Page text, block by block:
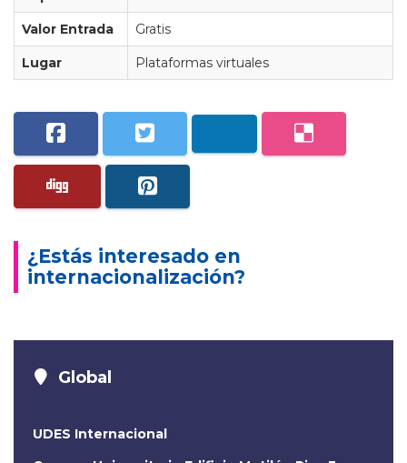
Valor Entrada Gratis
Lugar Plataformas virtuales
¿Estás interesado en
internacionalización?
Global
UDES Internacional